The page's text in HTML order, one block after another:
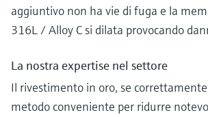
aggiuntivo non ha vie di fuga e la
316L / Alloy C si dilata provocando
La nostra expertise nel settore
Il rivestimento in oro, se
metodo conveniente per ridurre